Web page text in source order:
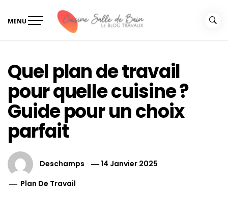
MENU
Quel plan de travail
pour quelle cuisine ?
Guide pour un choix
parfait
Deschamps
14 Janvier 2025
Plan De Travail